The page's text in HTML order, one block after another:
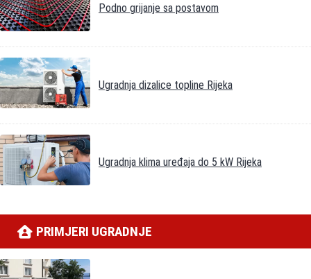
Podno grijanje sa postavom
Ugradnja dizalice topline Rijeka
Ugradnja klima uređaja do 5 kW Rijeka
PRIMJERI UGRADNJE